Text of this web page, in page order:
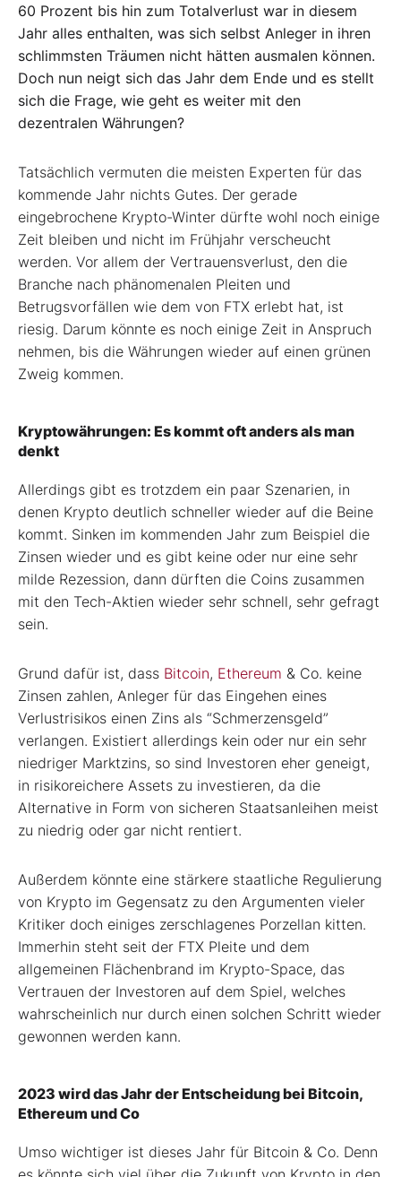
60 Prozent bis hin zum Totalverlust war in diesem
Jahr alles enthalten, was sich selbst Anleger in ihren
schlimmsten Träumen nicht hätten ausmalen können.
Doch nun neigt sich das Jahr dem Ende und es stellt
sich die Frage, wie geht es weiter mit den
dezentralen Währungen?
Tatsächlich vermuten die meisten Experten für das
kommende Jahr nichts Gutes. Der gerade
eingebrochene Krypto-Winter dürfte wohl noch einige
Zeit bleiben und nicht im Frühjahr verscheucht
werden. Vor allem der Vertrauensverlust, den die
Branche nach phänomenalen Pleiten und
Betrugsvorfällen wie dem von FTX erlebt hat, ist
riesig. Darum könnte es noch einige Zeit in Anspruch
nehmen, bis die Währungen wieder auf einen grünen
Zweig kommen.
Kryptowährungen: Es kommt oft anders als man
denkt
Allerdings gibt es trotzdem ein paar Szenarien, in
denen Krypto deutlich schneller wieder auf die Beine
kommt. Sinken im kommenden Jahr zum Beispiel die
Zinsen wieder und es gibt keine oder nur eine sehr
milde Rezession, dann dürften die Coins zusammen
mit den Tech-Aktien wieder sehr schnell, sehr gefragt
sein.
Grund dafür ist, dass Bitcoin, Ethereum & Co. keine
Zinsen zahlen, Anleger für das Eingehen eines
Verlustrisikos einen Zins als “Schmerzensgeld”
verlangen. Existiert allerdings kein oder nur ein sehr
niedriger Marktzins, so sind Investoren eher geneigt,
in risikoreichere Assets zu investieren, da die
Alternative in Form von sicheren Staatsanleihen meist
zu niedrig oder gar nicht rentiert.
Außerdem könnte eine stärkere staatliche Regulierung
von Krypto im Gegensatz zu den Argumenten vieler
Kritiker doch einiges zerschlagenes Porzellan kitten.
Immerhin steht seit der FTX Pleite und dem
allgemeinen Flächenbrand im Krypto-Space, das
Vertrauen der Investoren auf dem Spiel, welches
wahrscheinlich nur durch einen solchen Schritt wieder
gewonnen werden kann.
2023 wird das Jahr der Entscheidung bei Bitcoin,
Ethereum und Co
Umso wichtiger ist dieses Jahr für Bitcoin & Co. Denn